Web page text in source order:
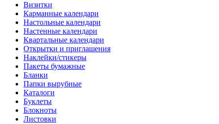
Визитки
Карманные календари
Настольные календари
Настенные календари
Квартальные календари
Открытки и приглашения
Наклейки/стикеры
Пакеты бумажные
Бланки
Папки вырубные
Каталоги
Буклеты
Блокноты
Листовки